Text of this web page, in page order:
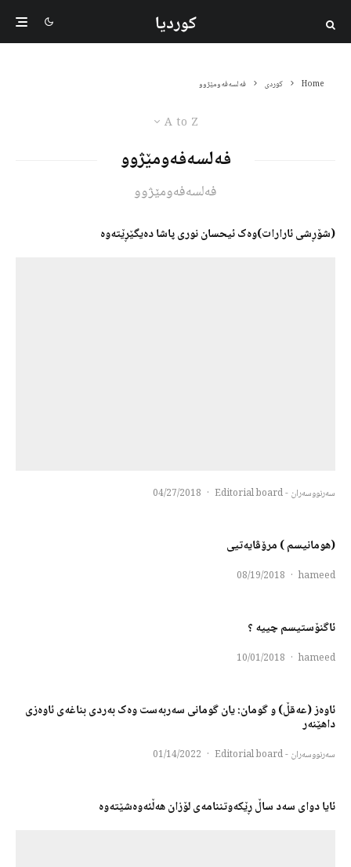
کوردیا
Home کوردی فه‌لسه‌فەومێژوو
A to Z
فه‌لسه‌فەومێژوو
فه‌لسه‌فەومێژوو
(شۆڕشی ئارارات)وەک ئیحسان نوری پاشا دەیگێڕێتەوە
سەرنووسەران - Editorial board ·
04/27/2018
(هومانیسم ) مرۆڤایەتیی
hameed
·
08/19/2018
ئاگنۆستیسم چییە ؟
hameed
·
10/01/2018
ئاوەز (عەقڵ) و گومان: یان گومانی سەربەست وەک بەردی بناغەی ئاوەزی
داهێنەر
سەرنووسەران - Editorial board ·
01/14/2022
ئایا دوای سه‌د ساڵ ڕێكه‌وتننامه‌ی لۆزان هه‌ڵئه‌وه‌شێته‌وه‌